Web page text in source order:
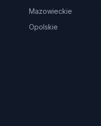
Mazowieckie
Opolskie